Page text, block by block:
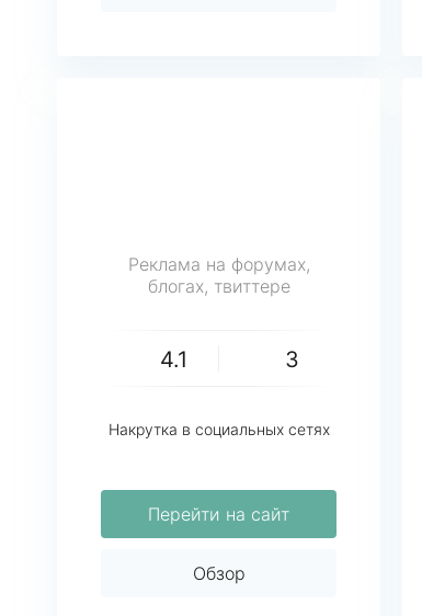
Реклама на форумах,
блогах, твиттере
4.1 3
Накрутка в социальных сетях
Перейти на сайт
Обзор